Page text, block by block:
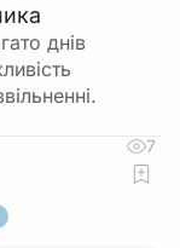
днів
7